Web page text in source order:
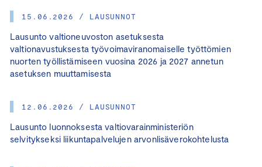
15.06.2026 / LAUSUNNOT
Lausunto valtioneuvoston asetuksesta
valtionavustuksesta työvoimaviranomaiselle työttömien
nuorten työllistämiseen vuosina 2026 ja 2027 annetun
asetuksen muuttamisesta
12.06.2026 / LAUSUNNOT
Lausunto luonnoksesta valtiovarainministeriön
selvitykseksi liikuntapalvelujen arvonlisäverokohtelusta